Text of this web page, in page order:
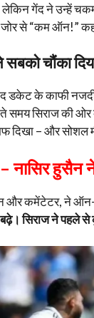
गेंद ने उन्हें
जोर से “कम ऑन!”
चौंका
डकेट के काफी
समय सिराज की
दिखा – और सोशल
नासिर हुसैन
और कमेंटेटर, ने
सिराज ने पहले से